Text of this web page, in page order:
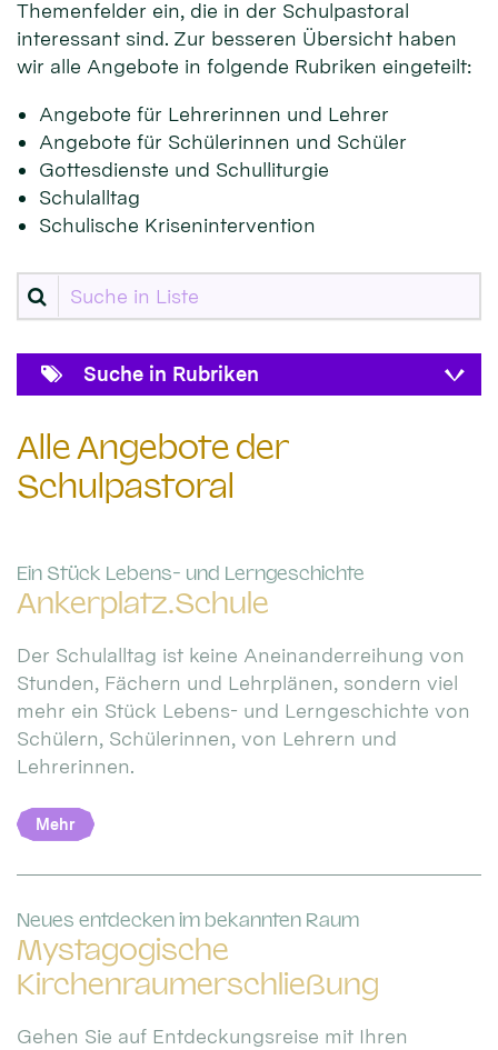
Alle Angebote der
Schulpastoral
Ein Stück Lebens- und Lerngeschichte
Ankerplatz.Schule
Der Schulalltag ist keine Aneinanderreihung von
Stunden, Fächern und Lehrplänen, sondern viel
mehr ein Stück Lebens- und Lerngeschichte von
Schülern, Schülerinnen, von Lehrern und
Lehrerinnen.
Mehr
Neues entdecken im bekannten Raum:
Mystagogische
Kirchenraumerschließung
Gehen Sie auf Entdeckungsreise mit Ihren
Themenfelder ein, die in der Schulpastoral
interessant sind. Zur besseren Übersicht haben
wir alle Angebote in folgende Rubriken eingeteilt:
Angebote für Lehrerinnen und Lehrer
Angebote für Schülerinnen und Schüler
Gottesdienste und Schulliturgie
Schulalltag
Schulische Krisenintervention
Suche in Liste
Suche in Rubriken